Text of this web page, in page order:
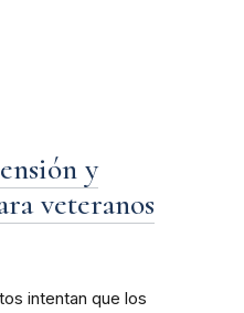
y
veteranos
intentan que los